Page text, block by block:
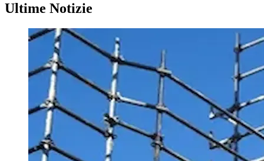
Ultime Notizie